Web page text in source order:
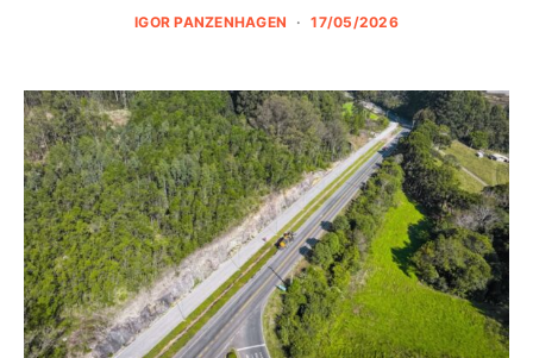
IGOR PANZENHAGEN 17/05/2026